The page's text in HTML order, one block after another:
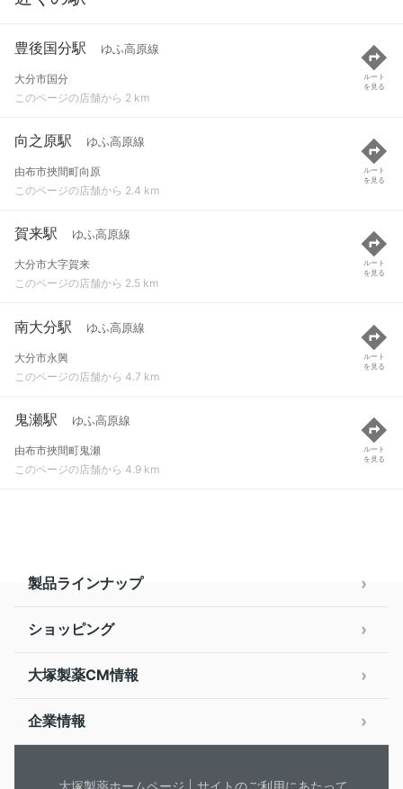
豊後国分駅 ゆふ高原線
大分市国分
このページの店舗から 2 km
ルート
を見る
向之原駅 ゆふ高原線
由布市挾間町向原
このページの店舗から 2.4 km
ルート
を見る
賀来駅 ゆふ高原線
大分市大字賀来
このページの店舗から 2.5 km
ルート
を見る
南大分駅 ゆふ高原線
大分市永興
このページの店舗から 4.7 km
ルート
を見る
鬼瀬駅 ゆふ高原線
由布市挾間町鬼瀬
このページの店舗から 4.9 km
ルート
を見る
製品ラインナップ
ショッピング
大塚製薬CM情報
企業情報